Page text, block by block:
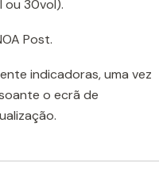
ou 30vol).
Post.
indicadoras, uma vez
o ecrã de